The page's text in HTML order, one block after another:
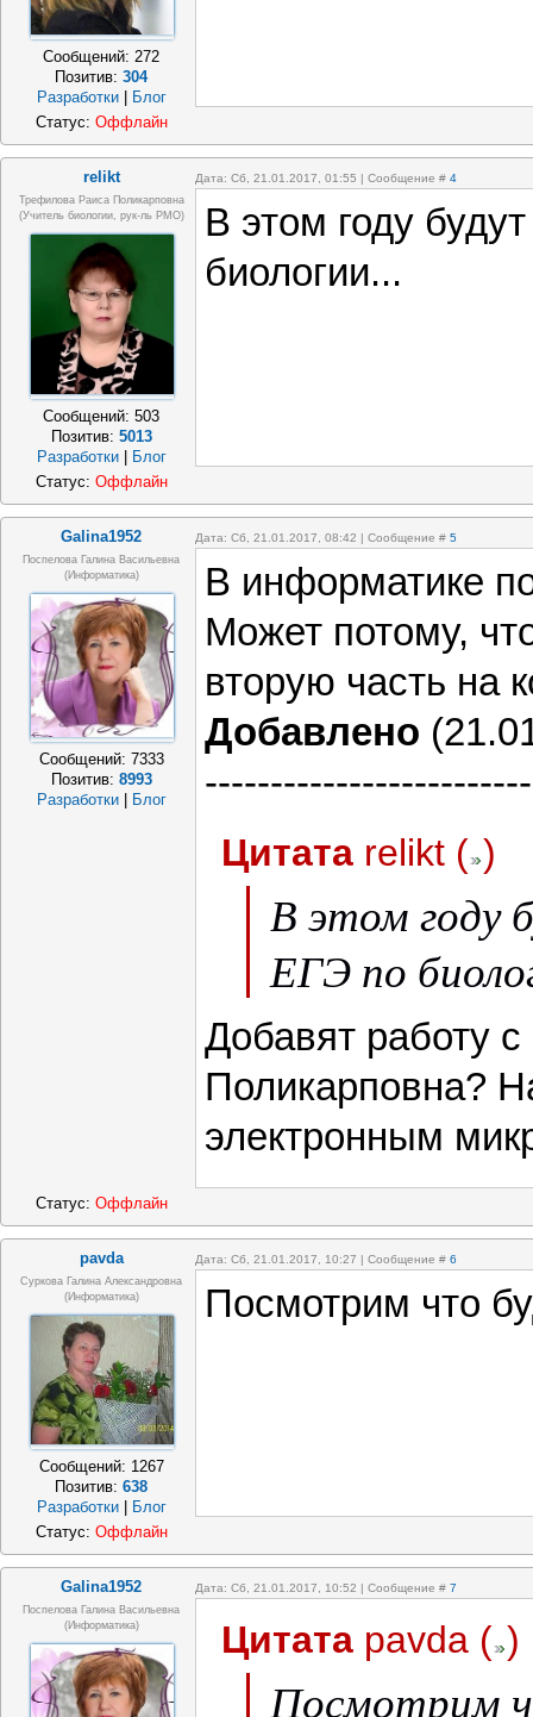
Сообщений: 272
Позитив:304
Разработки | Блог
Статус: Оффлайн
relikt Дата: Сб, 21.01.2017, 01:55 | Сообщение # 4
Трефилова Раиса Поликарповна
(Учитель биологии, рук-ль РМО)
Сообщений:503
Позитив: 5013
Разработки | Блог
В этом году
биологии...
Статус: Оффлайн
Galina1952 Дата: Сб, 21.01.2017, 08:42 | Сообщение # 5
Поспелова Галина Васильевна
(информатика)
Сообщений: 7333
Позитив: 8993
Разработки
Блог
В информатике
Может потому,
вторую часть на
Добавлено
Цитата relikt ( )
В этом году
ЕГЭ по
Добавят работу
Поликарповна?
электронным
Статус: Оффлайн
pavda Дата: Сб, 21.01.2017, 10:27 | Сообщение # 6
Суркова Галина Александровна
(информатика)
Сообщений: 1267
Позитив:638
Разработки
Блог
Посмотрим что
Статус: Оффлайн
Galina1952 Дата: Сб, 21.01.2017, 10:52 | Сообщение # 7
Поспелова Галина Васильевна
(информатика)
Цитата pavda ( )
Посмотрим